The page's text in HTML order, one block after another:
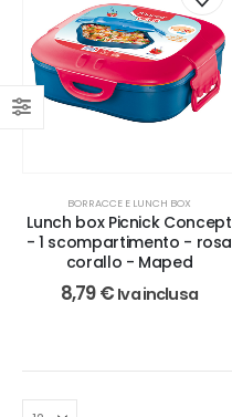
BORRACCE E LUNCH BOX
Lunch box Picnick Concept
- 1 scompartimento - rosa
corallo - Maped
8,79€ Iva inclusa